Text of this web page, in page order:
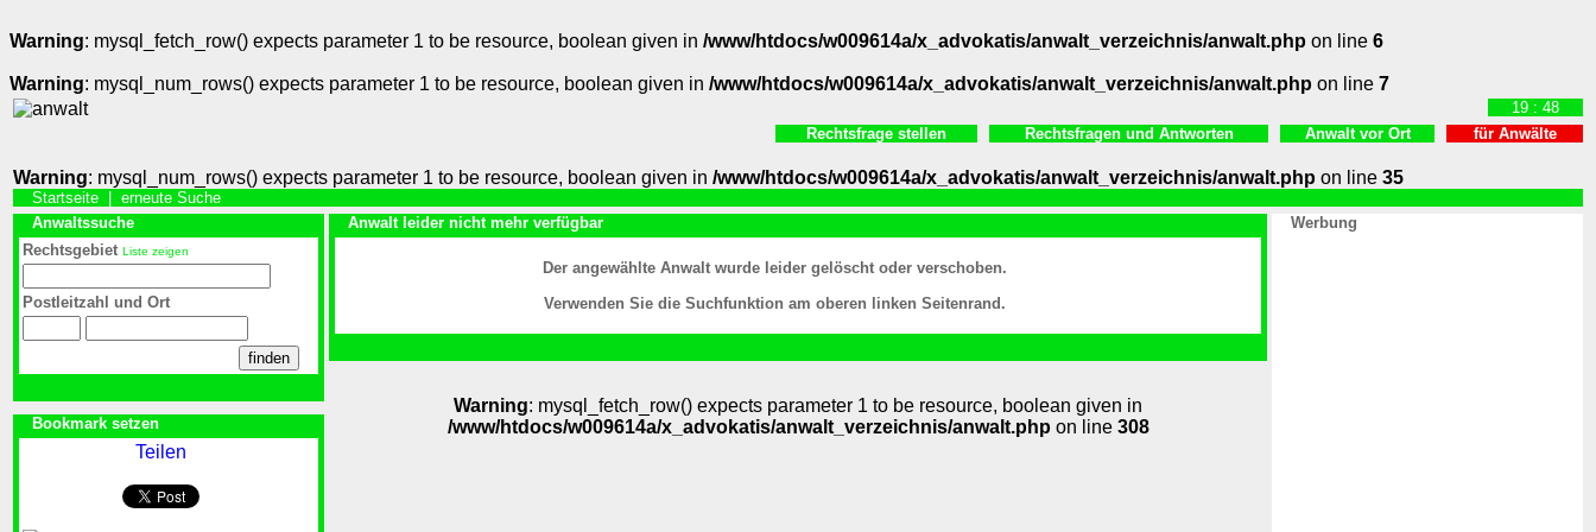
Warning: mysql_fetch_row() expects parameter 1 to be resource, boolean given in /www/htdocs/w009614a/x_advokatis/anwalt_verzeichnis/anwalt.php on line 6
Warning: mysql_num_rows() expects parameter 1 to be resource, boolean given in /www/htdocs/w009614a/x_advokatis/anwalt_verzeichnis/anwalt.php on line 7
19 : 48
für Anwälte
Anwalt vor Ort
Rechtsfragen und Antworten
Rechtsfrage stellen
Warning: mysql_num_rows() expects parameter 1 to be resource, boolean given in /www/htdocs/w009614a/x_advokatis/anwalt_verzeichnis/anwalt.php on line 35
Startseite
erneute Suche
Anwaltssuche
Rechtsgebiet Liste zeigen
Postleitzahl und Ort
Bookmark setzen
Teilen
Anwalt leider nicht mehr verfügbar
Der angewählte Anwalt wurde leider gelöscht oder verschoben.
Verwenden Sie die Suchfunktion am oberen linken Seitenrand.
Warning: mysql_fetch_row() expects parameter 1 to be resource, boolean given in
/www/htdocs/w009614a/x_advokatis/anwalt_verzeichnis/anwalt.php on line 308
Werbung